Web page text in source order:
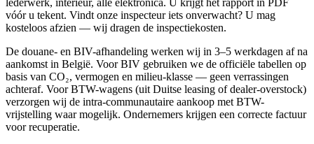
lederwerk, interieur, alle elektronica. U krijgt het rapport in PDF
vóór u tekent. Vindt onze inspecteur iets onverwacht? U mag
kosteloos afzien — wij dragen de inspectiekosten.
De douane- en BIV-afhandeling werken wij in 3–5 werkdagen af na
aankomst in België. Voor BIV gebruiken we de officiële tabellen op
basis van CO₂, vermogen en milieu-klasse — geen verrassingen
achteraf. Voor BTW-wagens (uit Duitse leasing of dealer-overstock)
verzorgen wij de intra-communautaire aankoop met BTW-
vrijstelling waar mogelijk. Ondernemers krijgen een correcte factuur
voor recuperatie.